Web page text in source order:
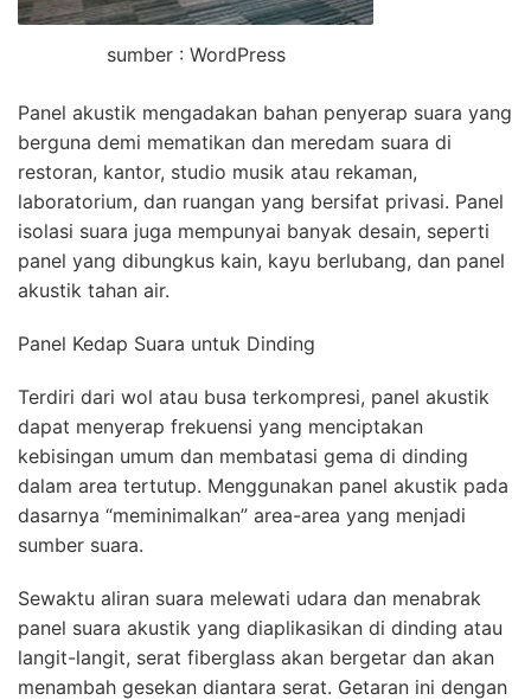
sumber : WordPress
Panel akustik mengadakan bahan penyerap suara yang
berguna demi mematikan dan meredam suara di
restoran, kantor, studio musik atau rekaman,
laboratorium, dan ruangan yang bersifat privasi. Panel
isolasi suara juga mempunyai banyak desain, seperti
panel yang dibungkus kain, kayu berlubang, dan panel
akustik tahan air.
Panel Kedap Suara untuk Dinding
Terdiri dari wol atau busa terkompresi, panel akustik
dapat menyerap frekuensi yang menciptakan
kebisingan umum dan membatasi gema di dinding
dalam area tertutup. Menggunakan panel akustik pada
dasarnya “meminimalkan” area-area yang menjadi
sumber suara.
Sewaktu aliran suara melewati udara dan menabrak
panel suara akustik yang diaplikasikan di dinding atau
langit-langit, serat fiberglass akan bergetar dan akan
menambah gesekan diantara serat. Getaran ini dengan